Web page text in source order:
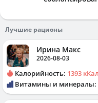
Лучшие рационы
Ирина Макс
2026-08-03
Калорийность: 1393 кКал
Витамины и минералы: